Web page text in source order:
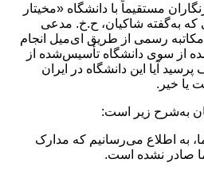
مستقیماً با دانشگاه «مخیتار
به‌گفته شاکیان، ح.خ. مدعی
رسمی از طریق ای‌میل انجام
از سوی دانشگاه تأسیس‌شده از
آیا این دانشگاه در ایران
یا خیر.
به‌شرح زیر است:
به اطلاع می‌رسانیم که مدارک
صادر نشده است.